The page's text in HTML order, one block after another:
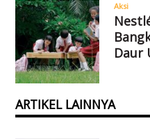
Aksi
Daur
ARTIKEL LAINNYA